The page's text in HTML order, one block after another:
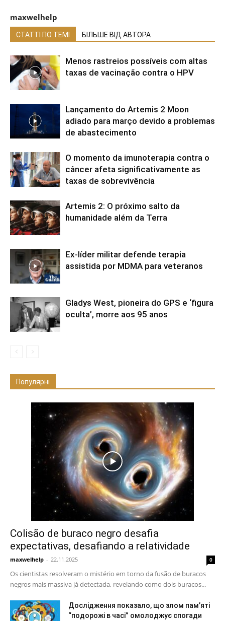
maxwelhelp
СТАТТІ ПО ТЕМІ БІЛЬШЕ ВІД АВТОРА
Menos rastreios possíveis com altas
taxas de vacinação contra o HPV
Lançamento do Artemis 2 Moon
adiado para março devido a problemas
de abastecimento
O momento da imunoterapia contra o
câncer afeta significativamente as
taxas de sobrevivência
Artemis 2: O próximo salto da
humanidade além da Terra
Ex-líder militar defende terapia
assistida por MDMA para veteranos
Gladys West, pioneira do GPS e ‘figura
oculta’, morre aos 95 anos
Популярні
Colisão de buraco negro desafia
expectativas, desafiando a relatividade
maxwelhelp - 22.11.2025 0
Os cientistas resolveram o mistério em torno da fusão de buracos
negros mais massiva já detectada, revelando como dois buracos...
Дослідження показало, що злом пам’яті
“подорожі в часі” омолоджує спогади